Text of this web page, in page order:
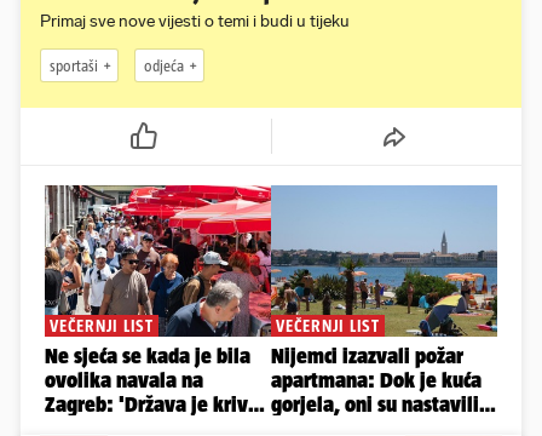
Primaj sve nove vijesti o temi i budi u tijeku
sportaši odjeća